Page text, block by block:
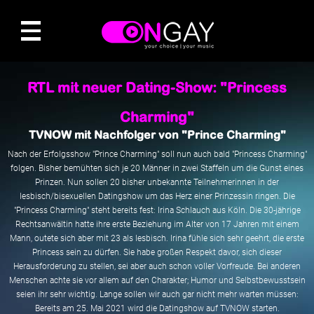
RTL mit neuer Dating-Show: "Princess
Charming"
TVNOW mit Nachfolger von "Prince Charming"
Nach der Erfolgsshow "Prince Charming" soll nun auch bald "Princess Charming"
folgen. Bisher bemühten sich je 20 Männer in zwei Staffeln um die Gunst eines
Prinzen. Nun sollen 20 bisher unbekannte Teilnehmerinnen in der
lesbisch/bisexuellen Datingshow um das Herz einer Prinzessin ringen. Die
"Princess Charming" steht bereits fest: Irina Schlauch aus Köln. Die 30-jährige
Rechtsanwältin hatte ihre erste Beziehung im Alter von 17 Jahren mit einem
Mann, outete sich aber mit 23 als lesbisch. Irina fühle sich sehr geehrt, die erste
Princess sein zu dürfen. Sie habe großen Respekt davor, sich dieser
Herausforderung zu stellen, sei aber auch schon voller Vorfreude. Bei anderen
Menschen achte sie vor allem auf den Charakter; Humor und Selbstbewusstsein
seien ihr sehr wichtig. Lange sollen wir auch gar nicht mehr warten müssen:
Bereits am 25. Mai 2021 wird die Datingshow auf TVNOW starten.